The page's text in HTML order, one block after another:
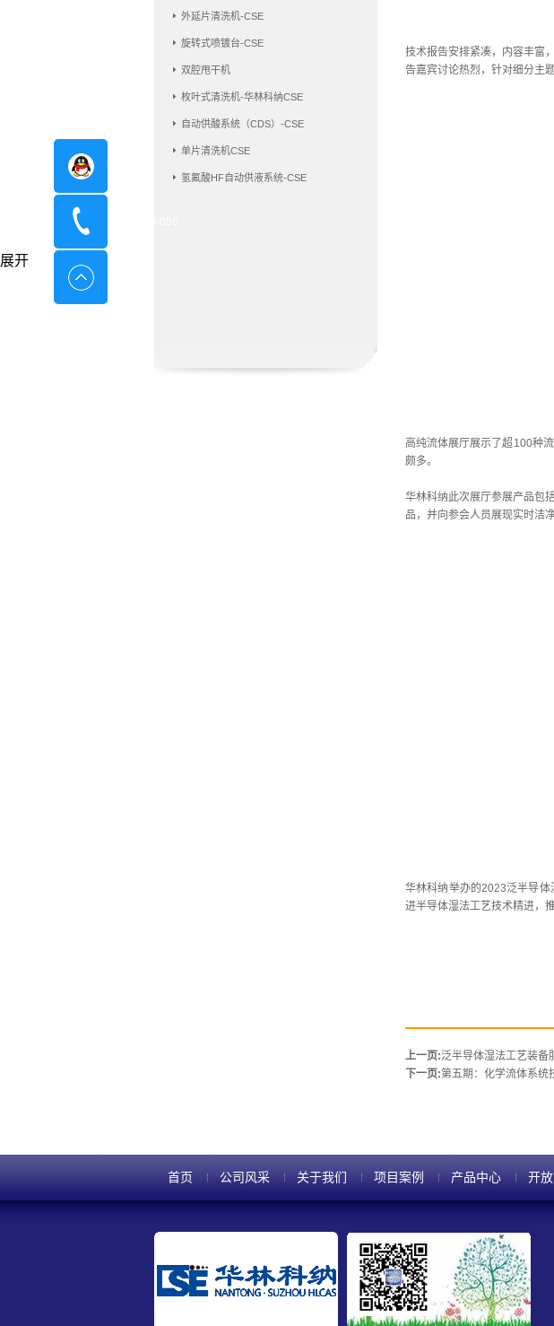
外延片清洗机-CSE
旋转式喷镀台-CSE
双腔甩干机
枚叶式清洗机-华林科纳CSE
自动供酸系统（CDS）-CSE
单片清洗机CSE
氢氟酸HF自动供液系统-CSE
技术报告安排紧凑，内容丰富
告嘉宾讨论热烈，针对细分主
高纯流体展厅展示了超100种
颇多。
华林科纳此次展厅参展产品包
品，并向参会人员展现实时洁
华林科纳举办的2023泛半导
进半导体湿法工艺技术精进，
上一页:泛半导体湿法工艺装备
下一页:第五期：化学流体系统
首页 公司风采 关于我们 项目案例 产品中心 开
在线咨询
展开